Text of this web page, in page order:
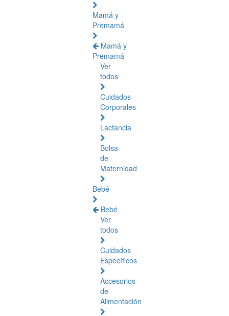
Mamá y
Premamá
Mamá y
Premamá
Ver
todos
Cuidados
Corporales
Lactancia
Bolsa
de
Maternidad
Bebé
Bebé
Ver
todos
Cuidados
Específicos
Accesorios
de
Alimentación